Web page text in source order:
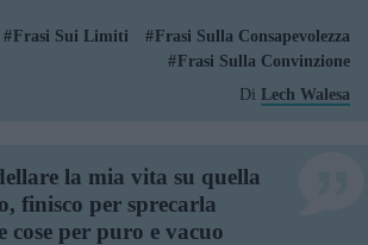
Frasi Sui Limiti
Frasi Sulla Consapevolezza
Frasi Sulla Convinzione
Di Lech Walesa
la mia vita su quella
finisco per sprecarla
cose per puro e vacuo